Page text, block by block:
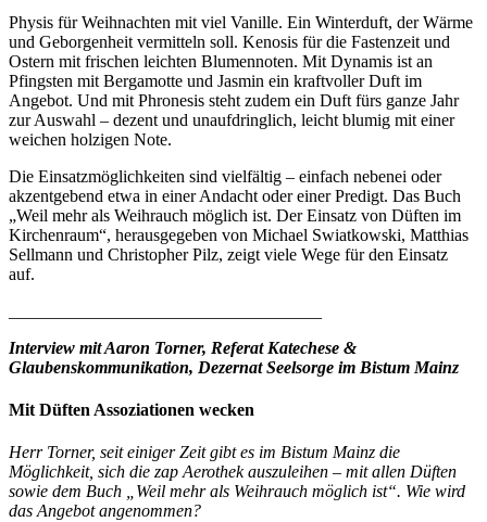
Physis für Weihnachten mit viel Vanille. Ein Winterduft, der Wärme
und Geborgenheit vermitteln soll. Kenosis für die Fastenzeit und
Ostern mit frischen leichten Blumennoten. Mit Dynamis ist an
Pfingsten mit Bergamotte und Jasmin ein kraftvoller Duft im
Angebot. Und mit Phronesis steht zudem ein Duft fürs ganze Jahr
zur Auswahl – dezent und unaufdringlich, leicht blumig mit einer
weichen holzigen Note.
Die Einsatzmöglichkeiten sind vielfältig – einfach nebenei oder
akzentgebend etwa in einer Andacht oder einer Predigt. Das Buch
„Weil mehr als Weihrauch möglich ist. Der Einsatz von Düften im
Kirchenraum“, herausgegeben von Michael Swiatkowski, Matthias
Sellmann und Christopher Pilz, zeigt viele Wege für den Einsatz
auf.
Interview mit Aaron Torner, Referat Katechese &
Glaubenskommunikation, Dezernat Seelsorge im Bistum Mainz
Mit Düften Assoziationen wecken
Herr Torner, seit einiger Zeit gibt es im Bistum Mainz die
Möglichkeit, sich die zap Aerothek auszuleihen – mit allen Düften
sowie dem Buch „Weil mehr als Weihrauch möglich ist“. Wie wird
das Angebot angenommen?